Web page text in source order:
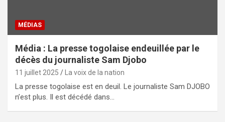
MÉDIAS
Média : La presse togolaise endeuillée par le
décès du journaliste Sam Djobo
11 juillet 2025 La voix de la nation
La presse togolaise est en deuil. Le journaliste Sam DJOBO
n’est plus. Il est décédé dans…